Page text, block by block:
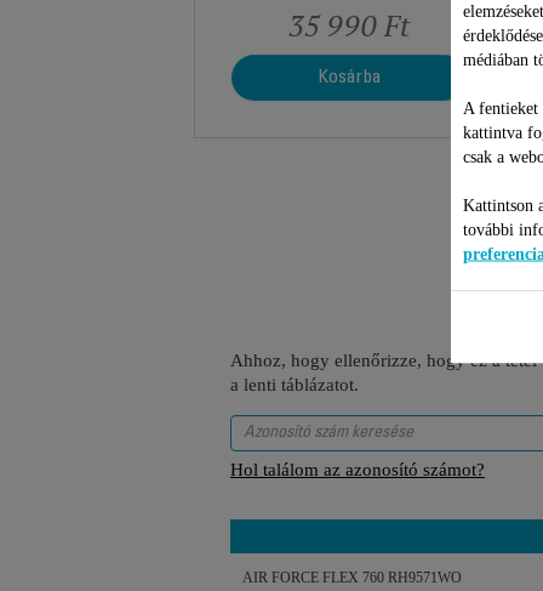
35 990 Ft
Kosárba
Ahhoz, hogy ellenőrizze, hogy ez a
a lenti táblázatot.
Hol találom az azonosító számot?
AIR FORCE FLEX 760 RH9571WO
médiában
A fentieket
kattintva
csak a
Kattintson
további